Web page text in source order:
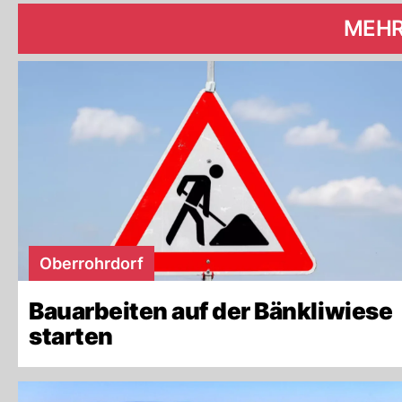
Oberrohrdorf
Bauarbeiten auf der Bänkliwiese
starten